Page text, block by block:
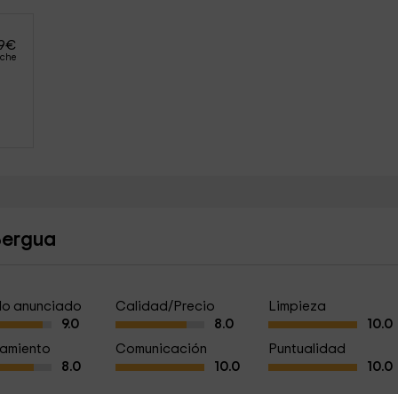
€
lo anunciado
9.0
Calidad/Precio
8.0
Limpieza
10.0
8.0
Comunicación
10.0
Puntualidad
10.0